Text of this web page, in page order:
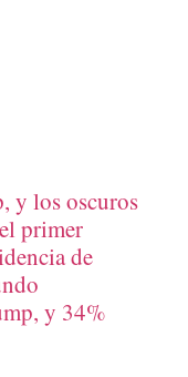
y los oscuros
primer
de
y 34%